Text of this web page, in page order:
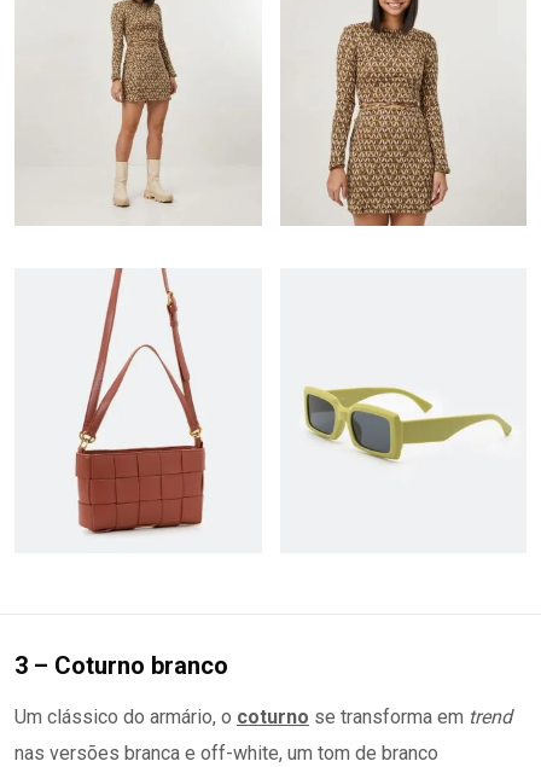
3 – Coturno branco
Um clássico do armário, o coturno se transforma em trend
nas versões branca e off-white, um tom de branco